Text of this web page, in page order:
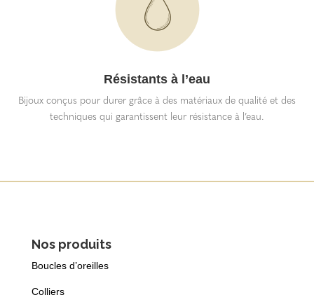
Résistants à l’eau
Bijoux conçus pour durer grâce à des matériaux de qualité et des
techniques qui garantissent leur résistance à l’eau.
Nos produits
Boucles d’oreilles
Colliers